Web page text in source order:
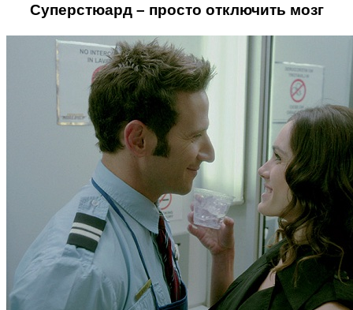
Суперстюард – просто отключить мозг